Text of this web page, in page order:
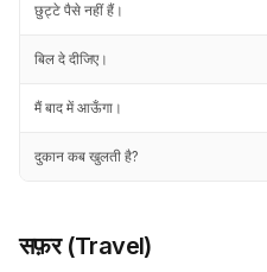
छुट्टे पैसे नहीं हैं।
बिल दे दीजिए।
मैं बाद में आऊँगा।
दुकान कब खुलती है?
सफ़र (Travel)